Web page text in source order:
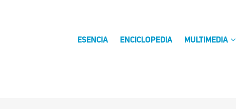
ESENCIA ENCICLOPEDIA MULTIMEDIA